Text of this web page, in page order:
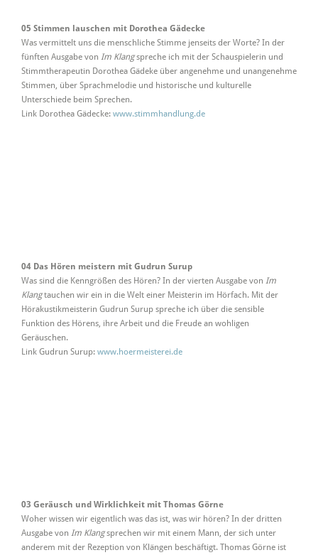
05 Stimmen lauschen mit Dorothea Gädecke
Was vermittelt uns die menschliche Stimme jenseits der Worte? In der
fünften Ausgabe von Im Klangspreche ich mit der Schauspielerin und
Stimmtherapeutin Dorothea Gädeke über angenehme und unangenehme
Stimmen, über Sprachmelodie und historische und kulturelle
Unterschiede beim Sprechen.
Link Dorothea Gädecke: www.stimmhandlung.de
04 Das Hören meistern mit Gudrun Surup
Was sind die Kenngrößen des Hören? In der vierten Ausgabe von Im
Klangtauchen wir ein in die Welt einer Meisterin im Hörfach. Mit der
Hörakustikmeisterin Gudrun Surup spreche ich über die sensible
Funktion des Hörens, ihre Arbeit und die Freude an wohligen
Geräuschen.
Link Gudrun Surup: www.hoermeisterei.de
03 Geräusch und Wirklichkeit mit Thomas Görne
Woher wissen wir eigentlich was das ist, was wir hören? In der dritten
Ausgabe von Im Klangsprechen wir mit einem Mann, der sich unter
anderem mit der Rezeption von Klängen beschäftigt. Thomas Görne ist